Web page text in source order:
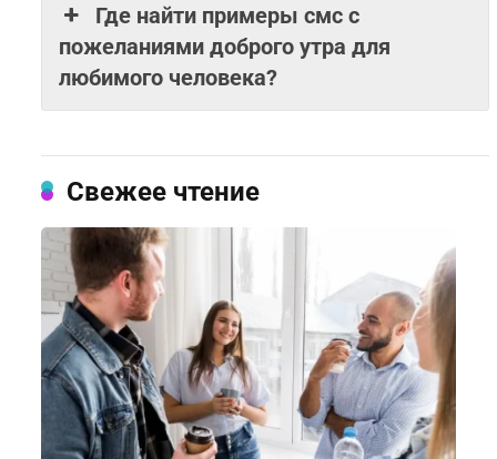
Где найти примеры смс с
пожеланиями доброго утра для
любимого человека?
Свежее чтение